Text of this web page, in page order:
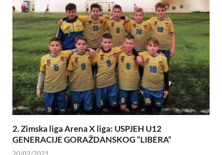
2. Zimska liga Arena X liga: USPJEH U12
GENERACIJE GORAŽDANSKOG “LIBERA”